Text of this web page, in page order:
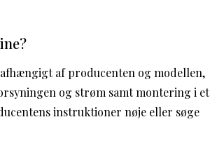
af producenten og modellen,
og strøm samt montering i et
instruktioner nøje eller søge